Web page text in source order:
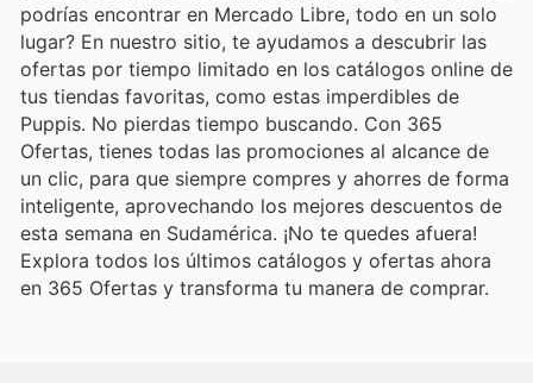
podrías encontrar en Mercado Libre, todo en un solo
lugar? En nuestro sitio, te ayudamos a descubrir las
ofertas por tiempo limitado en los catálogos online de
tus tiendas favoritas, como estas imperdibles de
Puppis. No pierdas tiempo buscando. Con 365
Ofertas, tienes todas las promociones al alcance de
un clic, para que siempre compres y ahorres de forma
inteligente, aprovechando los mejores descuentos de
esta semana en Sudamérica. ¡No te quedes afuera!
Explora todos los últimos catálogos y ofertas ahora
en 365 Ofertas y transforma tu manera de comprar.